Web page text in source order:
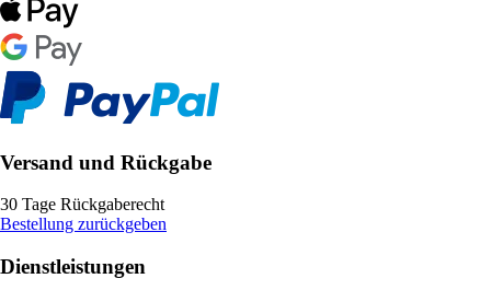
Versand und Rückgabe
30 Tage Rückgaberecht
Bestellung zurückgeben
Dienstleistungen